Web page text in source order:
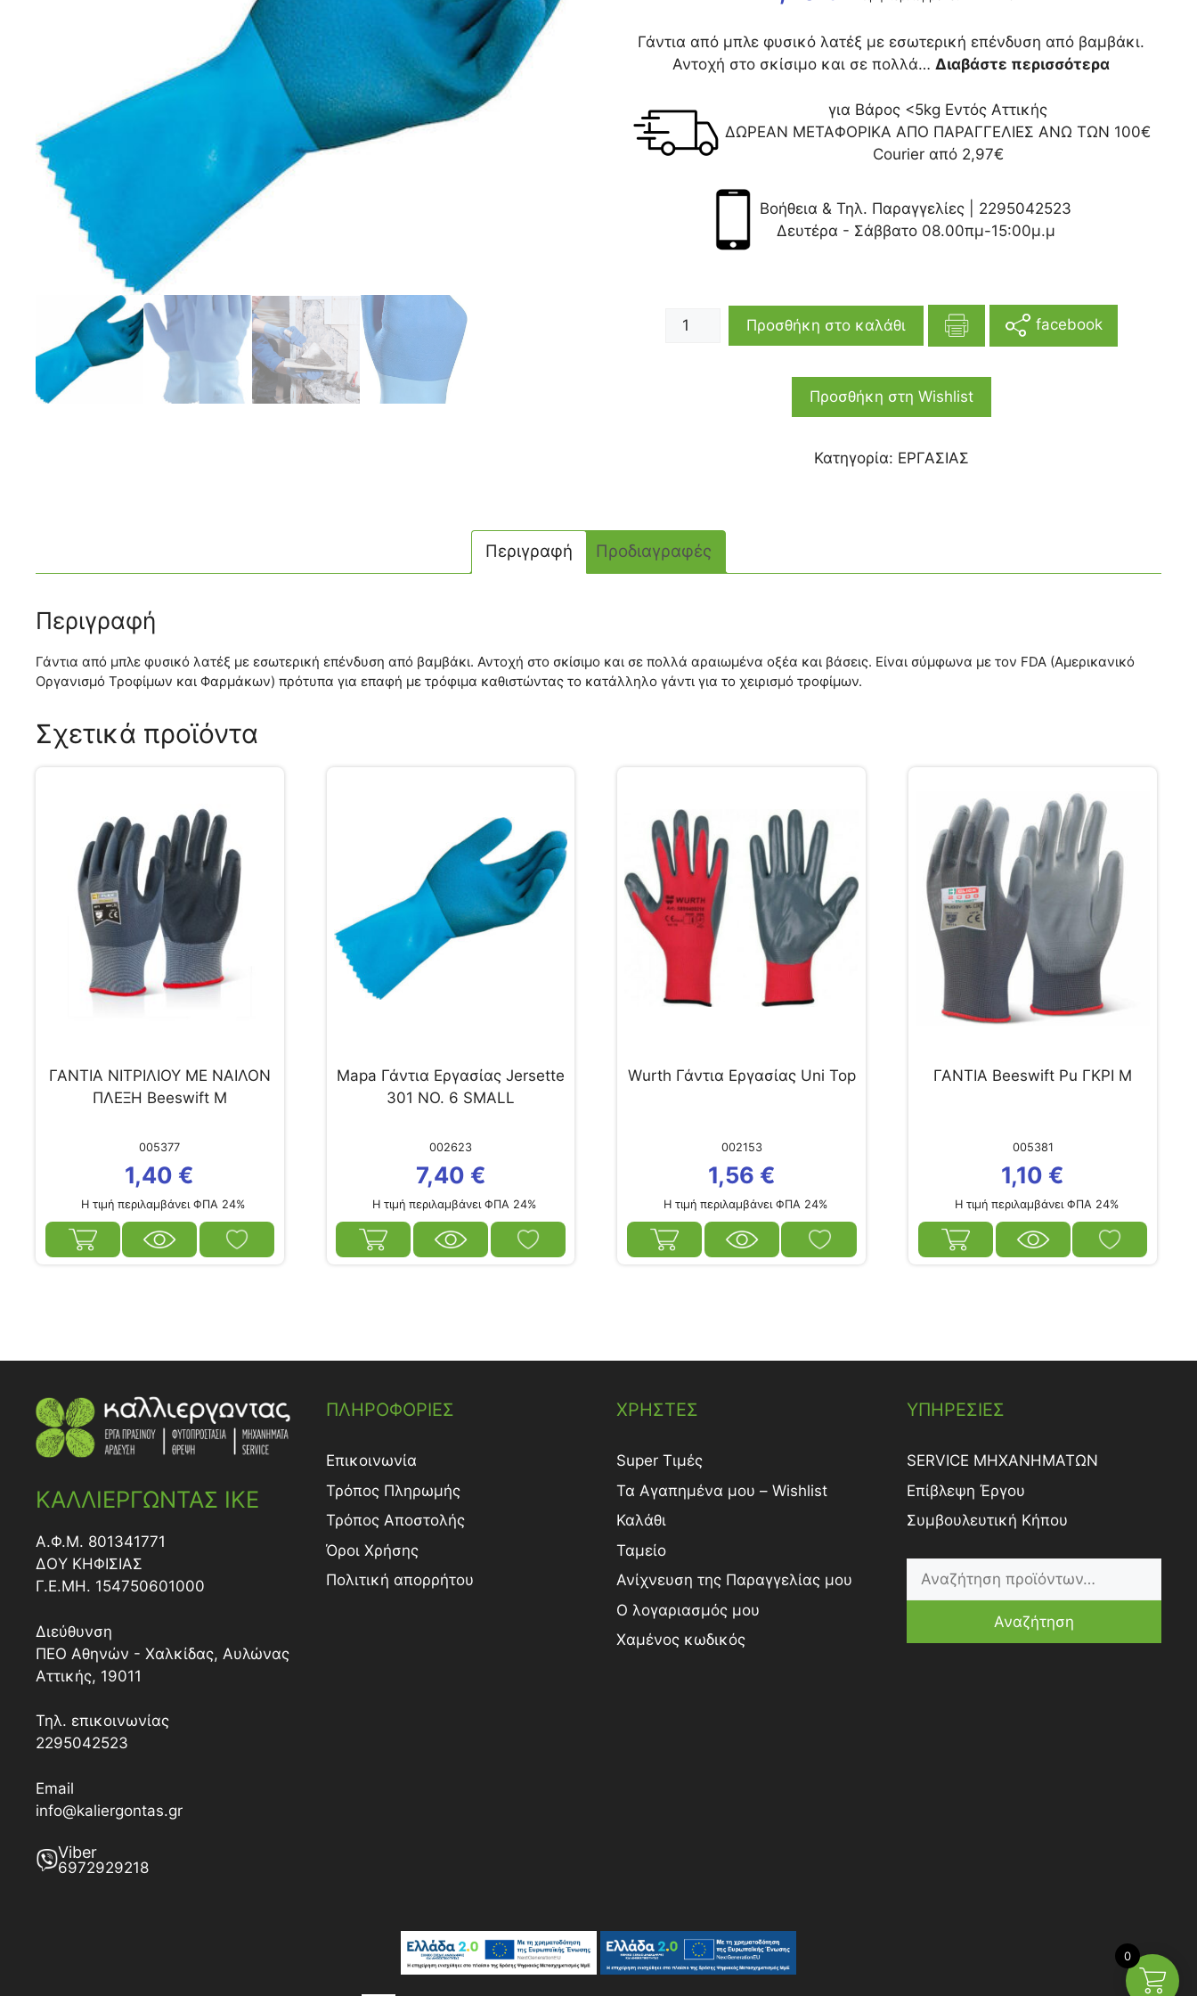
Γάντια από μπλε φυσικό λατέξ με εσωτερική επένδυση από βαμβάκι.
Αντοχή στο σκίσιμο και σε πολλά…Διαβάστε περισσότερα
για Βάρος <5kg Εντός Αττικής
ΔΩΡΕΑΝ ΜΕΤΑΦΟΡΙΚΑ ΑΠΟ ΠΑΡΑΓΓΕΛΙΕΣ ΑΝΩ ΤΩΝ 100€
Courier από 2,97€
Βοήθεια & Τηλ. Παραγγελίες | 2295042523
Δευτέρα - Σάββατο 08.00πμ-15:00μ.μ
Προσθήκη στο καλάθι facebook
Προσθήκη στη Wishlist
Κατηγορία: ΕΡΓΑΣΙΑΣ
Περιγραφή Προδιαγραφές
Περιγραφή
Γάντια από μπλε φυσικό λατέξ με εσωτερική επένδυση από βαμβάκι. Αντοχή στο σκίσιμο και σε πολλά αραιωμένα οξέα και βάσεις. Είναι σύμφωνα με τον FDA (Αμερικανικό
Οργανισμό Τροφίμων και Φαρμάκων) πρότυπα για επαφή με τρόφιμα καθιστώντας το κατάλληλο γάντι για το χειρισμό τροφίμων.
Σχετικά προϊόντα
ΓΑΝΤΙΑ ΝΙΤΡΙΛΙΟΥ ΜΕ ΝΑΙΛΟΝ
ΠΛΕΞΗ Beeswift Μ
005377
1,40 €
Η τιμή περιλαμβάνει ΦΠΑ 24%
Mapa Γάντια Εργασίας Jersette
301 NO. 6 SMALL
002623
7,40 €
Η τιμή περιλαμβάνει ΦΠΑ 24%
Wurth Γάντια Εργασίας Uni Top
002153
1,56 €
Η τιμή περιλαμβάνει ΦΠΑ 24%
ΓΑΝΤΙΑ Beeswift Pu ΓΚΡΙ M
005381
1,10 €
Η τιμή περιλαμβάνει ΦΠΑ 24%
ΚΑΛΛΙΕΡΓΩΝΤΑΣ ΙΚΕ
Α.Φ.Μ. 801341771
ΔΟY ΚΗΦΙΣΙΑΣ
Γ.Ε.ΜΗ. 154750601000
Διεύθυνση
ΠΕΟ Αθηνών - Χαλκίδας, Αυλώνας
Αττικής, 19011
Τηλ. επικοινωνίας
2295042523
Email
info@kaliergontas.gr
Viber
6972929218
ΠΛΗΡΟΦΟΡΙΕΣ
Επικοινωνία
Τρόπος Πληρωμής
Τρόπος Aποστολής
Όροι Χρήσης
Πολιτική απορρήτου
ΧΡΗΣΤΕΣ
Super Τιμές
Τα Αγαπημένα μου – Wishlist
Καλάθι
Ταμείο
Ανίχνευση της Παραγγελίας μου
Ο λογαριασμός μου
Χαμένος κωδικός
ΥΠΗΡΕΣΙΕΣ
SERVICE ΜΗΧΑΝΗΜΑΤΩΝ
Επίβλεψη Έργου
Συμβουλευτική Κήπου
Αναζήτηση
0